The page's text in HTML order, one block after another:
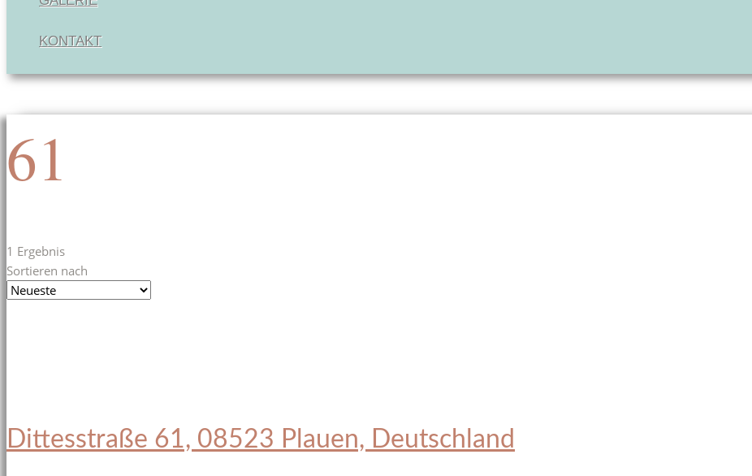
KONTAKT
61
1 Ergebnis
Sortieren nach
Dittesstraße 61, 08523 Plauen, Deutschland